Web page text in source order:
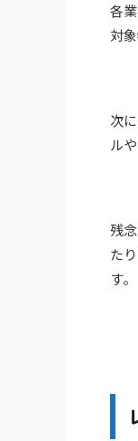
各
対
次
ル
残
た
す。